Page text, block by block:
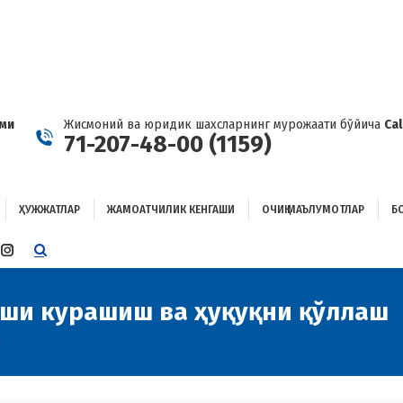
Жисмоний ва юридик шахсларнинг мурожаати бўйича
71-207-48-00 (1159)
ҲУЖЖАТЛАР ЖАМОАТЧИЛИК КЕНГАШИ ОЧИҚ МАЪЛУМОТЛАР
INSTAGRAM
курашиш ва ҳуқуқни қўллаш